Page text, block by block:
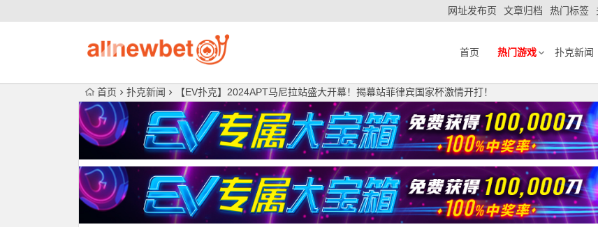
网址发布页 文章归档 热门标签
首页 热门游戏 扑克新闻
首页 扑克新闻 【EV扑克】2024APT马尼拉站盛大开幕！揭幕站菲律宾国家杯激情开打！